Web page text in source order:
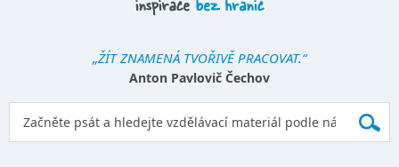
„ŽÍT ZNAMENÁ TVOŘIVĚ PRACOVAT.“
Anton Pavlovič Čechov